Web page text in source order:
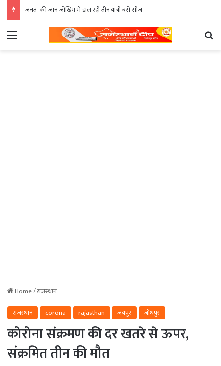
जनता की जान जोखिम में डाल रही तीन यात्री बसें सीज
Menu
Home/राजस्थान
राजस्थान
corona rajasthan जयपुर जोधपुर
कोरोना संक्रमण की दर खतरे से ऊपर,
संक्रमित तीन की मौत